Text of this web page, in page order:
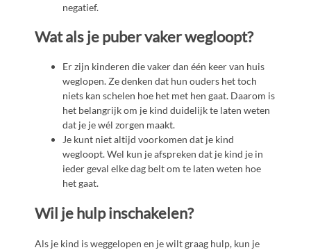
negatief.
Wat als je puber vaker wegloopt?
Er zijn kinderen die vaker dan één keer van huis
weglopen. Ze denken dat hun ouders het toch
niets kan schelen hoe het met hen gaat. Daarom is
het belangrijk om je kind duidelijk te laten weten
dat je je wél zorgen maakt.
Je kunt niet altijd voorkomen dat je kind
wegloopt. Wel kun je afspreken dat je kind je in
ieder geval elke dag belt om te laten weten hoe
het gaat.
Wil je hulp inschakelen?
Als je kind is weggelopen en je wilt graag hulp, kun je